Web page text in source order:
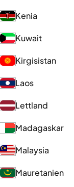
Kenia
Kuwait
Kirgisistan
Laos
Lettland
Madagaskar
Malaysia
Mauretanien